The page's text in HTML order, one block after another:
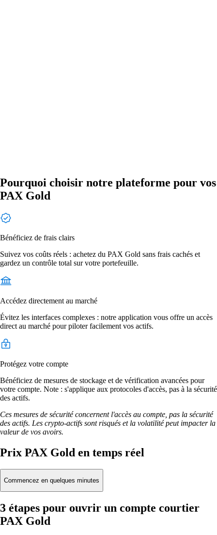
Pourquoi choisir notre plateforme pour vos
PAX Gold
Bénéficiez de frais clairs
Suivez vos coûts réels : achetez du PAX Gold sans frais cachés et
gardez un contrôle total sur votre portefeuille.
Accédez directement au marché
Évitez les interfaces complexes : notre application vous offre un accès
direct au marché pour piloter facilement vos actifs.
Protégez votre compte
Bénéficiez de mesures de stockage et de vérification avancées pour
votre compte. Note : s'applique aux protocoles d'accès, pas à la sécurité
des actifs.
Ces mesures de sécurité concernent l'accès au compte, pas la sécurité
des actifs. Les crypto-actifs sont risqués et la volatilité peut impacter la
valeur de vos avoirs.
Prix PAX Gold en temps réel
Commencez en quelques minutes
3 étapes pour ouvrir un compte courtier
PAX Gold